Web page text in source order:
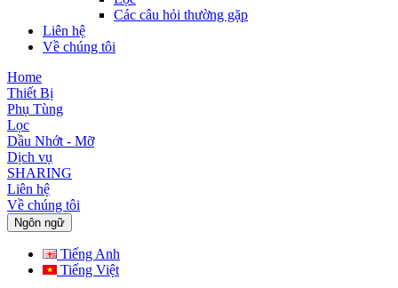
Các câu hỏi thường gặp
Liên hệ
Về chúng tôi
Home
Thiết Bị
Phụ Tùng
Lọc
Dầu Nhớt - Mỡ
Dịch vụ
SHARING
Liên hệ
Về chúng tôi
Ngôn ngữ
Tiếng Anh
Tiếng Việt